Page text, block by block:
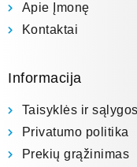
Apie Įmonę
Kontaktai
Informacija
Taisyklės ir sąlygos
Privatumo politika
Prekių grąžinimas